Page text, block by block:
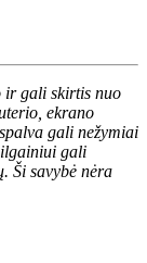
ir gali skirtis nuo
ekrano
gali nežymiai
ilgainiui gali
Ši savybė nėra